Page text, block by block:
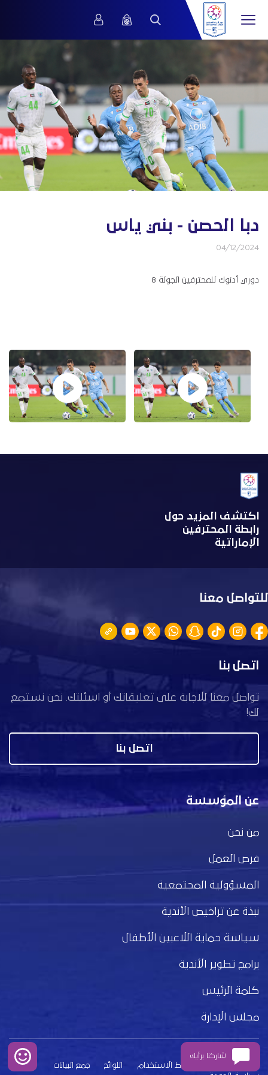
دبا الحصن - بني ياس
04/12/2024
دوري أدنوك للمحترفين الجولة 8
اكتشف المزيد حول
رابطة المحترفين
الإماراتية
للتواصل معنا
اتصل بنا
تواصل معنا للاجابة على تعليقاتك أو اسئلتك. نحن نستمع
لك!
اتصل بنا
عن المؤسسة
من نحن
فرص العمل
المسؤولية المجتمعية
نبذة عن تراخيص الأندية
سياسة حماية اللاعبين الأطفال
برامج تطوير الأندية
كلمة الرئيس
مجلس الإدارة
بيان الخصوصية شروط الاستخدام اللوائح
جمع البيانات
شاركنا برأيك